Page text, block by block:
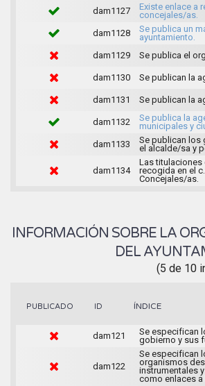
dam1127
Existe enlace a
concejales/as.
dam1128
Se publica un
ayuntamiento.
dam1129
Se publica el
dam1130 Se publican la
dam1131 Se publican la
dam1132
Se publica la
municipales y
dam1133
Se publican los
el alcalde/sa y
dam1134
Las titulaciones
recogida en el
Concejales/as.
INFORMACIÓN SOBRE LA
DEL
(5 de 10
PUBLICADO ID ÍNDICE
dam121
Se especifican
gobierno y sus
dam122
Se especifican
organismos
instrumentales
como enlaces